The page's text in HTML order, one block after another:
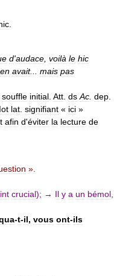
d'audace voilà le hic
en avait... mais pas
souffle initial Att ds Ac dep
lat signifiant « ici »
afin d'éviter la lecture de
».
crucial); → Il y a un bémol
-t-il, vous ont-ils